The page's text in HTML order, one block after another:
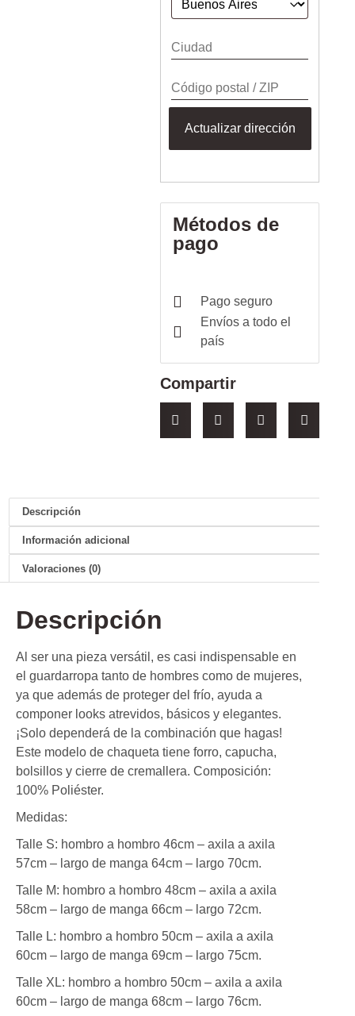
Actualizar dirección
Métodos de
pago
Pago seguro
Envíos a todo el
país
Compartir
Descripción
Información adicional
Valoraciones (0)
Descripción
Al ser una pieza versátil, es casi indispensable en
el guardarropa tanto de hombres como de mujeres,
ya que además de proteger del frío, ayuda a
componer looks atrevidos, básicos y elegantes.
¡Solo dependerá de la combinación que hagas!
Este modelo de chaqueta tiene forro, capucha,
bolsillos y cierre de cremallera. Composición:
100% Poliéster.
Medidas:
Talle S: hombro a hombro 46cm – axila a axila
57cm – largo de manga 64cm – largo 70cm.
Talle M: hombro a hombro 48cm – axila a axila
58cm – largo de manga 66cm – largo 72cm.
Talle L: hombro a hombro 50cm – axila a axila
60cm – largo de manga 69cm – largo 75cm.
Talle XL: hombro a hombro 50cm – axila a axila
60cm – largo de manga 68cm – largo 76cm.